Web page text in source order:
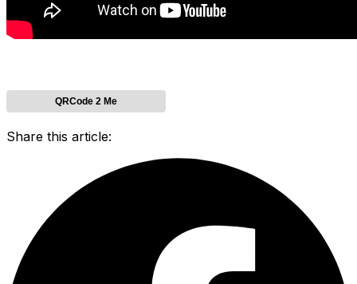
QRCode 2 Me
Share this article: